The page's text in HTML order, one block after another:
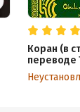
Коран (в
переводе